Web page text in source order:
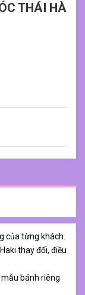
THÁI HÀ
của từng khách.
thay đổi, điều
bánh riêng